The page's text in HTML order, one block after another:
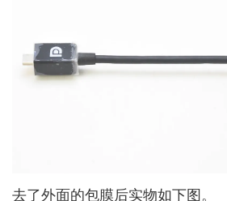
去了外面的包膜后实物如下图。